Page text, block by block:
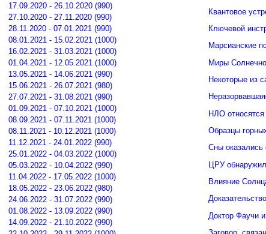
17.09.2020 - 26.10.2020 (990)
27.10.2020 - 27.11.2020 (990)
28.11.2020 - 07.01.2021 (990)
08.01.2021 - 15.02.2021 (1000)
16.02.2021 - 31.03.2021 (1000)
01.04.2021 - 12.05.2021 (1000)
13.05.2021 - 14.06.2021 (990)
15.06.2021 - 26.07.2021 (980)
27.07.2021 - 31.08.2021 (990)
01.09.2021 - 07.10.2021 (1000)
08.09.2021 - 07.11.2021 (1000)
08.11.2021 - 10.12.2021 (1000)
11.12.2021 - 24.01.2022 (990)
25.01.2022 - 04.03.2022 (1000)
05.03.2022 - 10.04.2022 (990)
11.04.2022 - 17.05.2022 (1000)
18.05.2022 - 23.06.2022 (980)
24.06.2022 - 31.07.2022 (990)
01.08.2022 - 13.09.2022 (990)
14.09.2022 - 21.10.2022 (990)
Квантовое
Ключевой
Марсианские
Миры
Некоторые из
НЛО относятся
Образцы
Сны оказались
ЦРУ
Влияние
Доктор Фаучи